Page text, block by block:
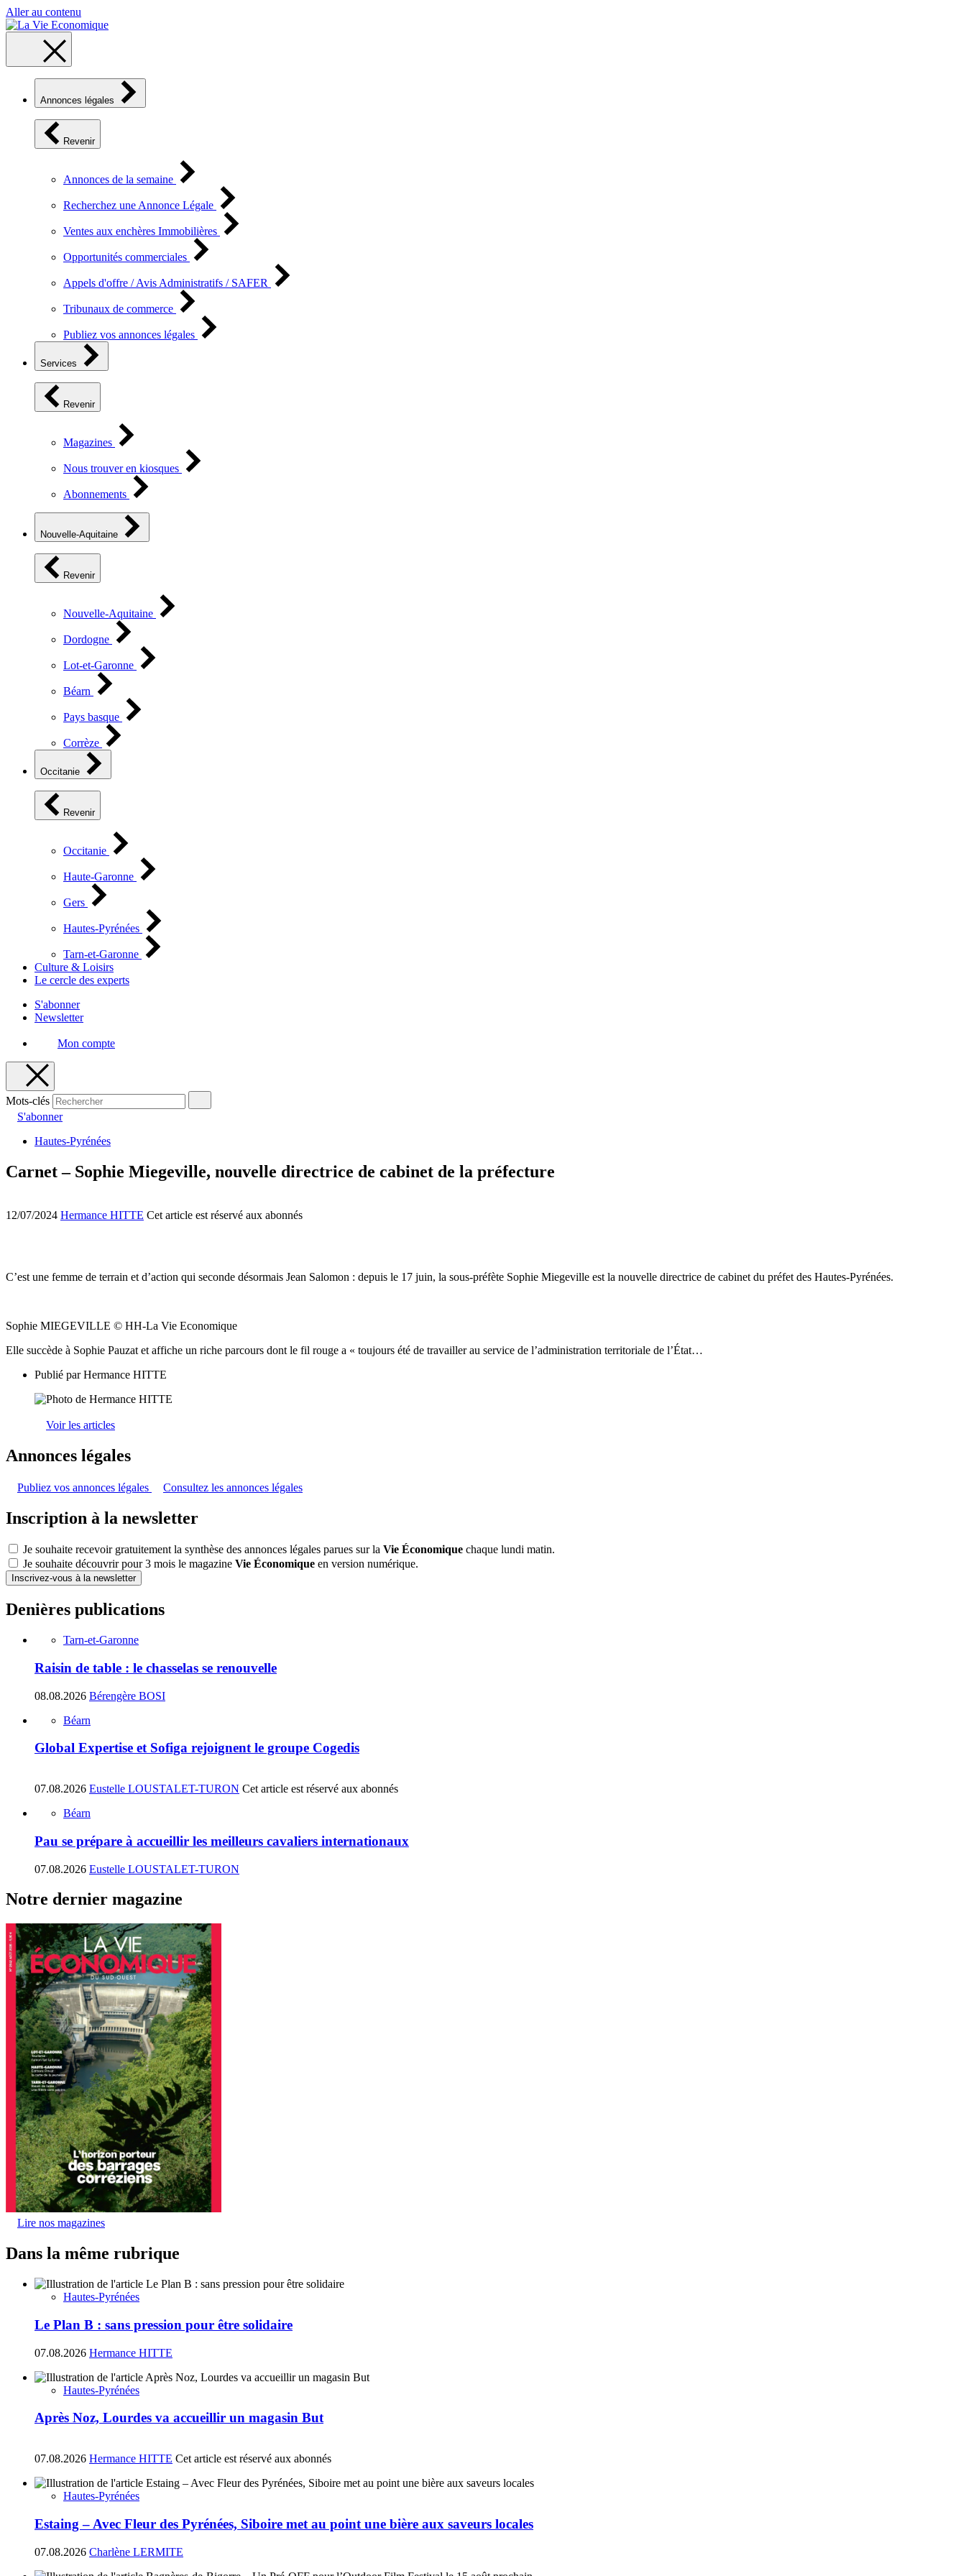
Aller au contenu
Annonces légales
Revenir
Annonces de la semaine
Recherchez une Annonce Légale
Ventes aux enchères Immobilières
Opportunités commerciales
Appels d'offre / Avis Administratifs / SAFER
Tribunaux de commerce
Publiez vos annonces légales
Services
Revenir
Magazines
Nous trouver en kiosques
Abonnements
Nouvelle-Aquitaine
Revenir
Nouvelle-Aquitaine
Dordogne
Lot-et-Garonne
Béarn
Pays basque
Corrèze
Occitanie
Revenir
Occitanie
Haute-Garonne
Gers
Hautes-Pyrénées
Tarn-et-Garonne
Culture & Loisirs
Le cercle des experts
S'abonner
Newsletter
Mon compte
Mots-clés
S'abonner
Hautes-Pyrénées
Carnet – Sophie Miegeville, nouvelle directrice de cabinet de la préfecture
12/07/2024 Hermance HITTE Cet article est réservé aux abonnés
C’est une femme de terrain et d’action qui seconde désormais Jean Salomon : depuis le 17 juin, la sous-préfète Sophie Miegeville est la nouvelle directrice de cabinet du préfet des Hautes-Pyrénées.
Sophie MIEGEVILLE © HH-La Vie Economique
Elle succède à Sophie Pauzat et affiche un riche parcours dont le fil rouge a « toujours été de travailler au service de l’administration territoriale de l’État…
Publié parHermance HITTE
Voir les articles
Annonces légales
Publiez vos annonces légales Consultez les annonces légales
Inscription à la newsletter
Je souhaite recevoir gratuitement la synthèse des annonces légales parues sur la Vie Économique chaque lundi matin.
Je souhaite découvrir pour 3 mois le magazine Vie Économique en version numérique.
Inscrivez-vous à la newsletter
Denières publications
Tarn-et-Garonne
Raisin de table : le chasselas se renouvelle
08.08.2026 Bérengère BOSI
Béarn
Global Expertise et Sofiga rejoignent le groupe Cogedis
07.08.2026 Eustelle LOUSTALET-TURON Cet article est réservé aux abonnés
Béarn
Pau se prépare à accueillir les meilleurs cavaliers internationaux
07.08.2026 Eustelle LOUSTALET-TURON
Notre dernier magazine
Lire nos magazines
Dans la même rubrique
Hautes-Pyrénées
Le Plan B : sans pression pour être solidaire
07.08.2026 Hermance HITTE
Hautes-Pyrénées
Après Noz, Lourdes va accueillir un magasin But
07.08.2026 Hermance HITTE Cet article est réservé aux abonnés
Hautes-Pyrénées
Estaing – Avec Fleur des Pyrénées, Siboire met au point une bière aux saveurs locales
07.08.2026 Charlène LERMITE